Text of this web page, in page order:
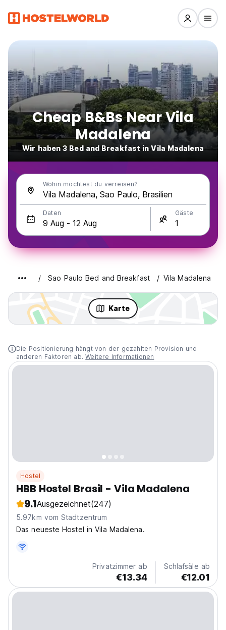
Cheap B&Bs Near Vila
Madalena
Wir haben 3 Bed and Breakfast in Vila Madalena
Wohin möchtest du verreisen?
Daten Gäste
Sao Paulo Bed and Breakfast Vila Madalena
Karte
Die Positionierung hängt von der gezahlten Provision und
anderen Faktoren ab.Weitere Informationen
Hostel
HBB Hostel Brasil - Vila Madalena
9.1Ausgezeichnet(247)
5.97km vom Stadtzentrum
Das neueste Hostel in Vila Madalena.
Privatzimmer ab
€13.34
Schlafsäle ab
€12.01